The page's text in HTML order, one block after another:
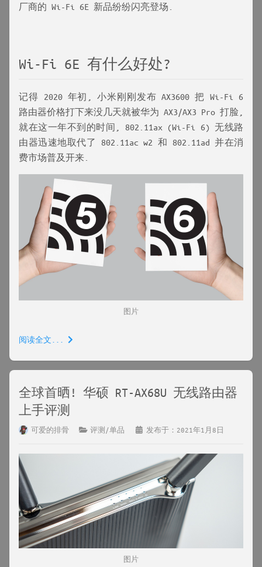
厂商的 Wi-Fi 6E 新品纷纷闪亮登场.
Wi-Fi 6E 有什么好处?
记得 2020 年初, 小米刚刚发布 AX3600 把 Wi-Fi 6
路由器价格打下来没几天就被华为 AX3/AX3 Pro 打脸,
就在这一年不到的时间, 802.11ax (Wi-Fi 6) 无线路
由器迅速地取代了 802.11ac w2 和 802.11ad 并在消
费市场普及开来.
图片
阅读全文...
全球首晒! 华硕 RT-AX68U 无线路由器
上手评测
可爱的排骨 评测/单品 发布于：2021年1月8日
图片